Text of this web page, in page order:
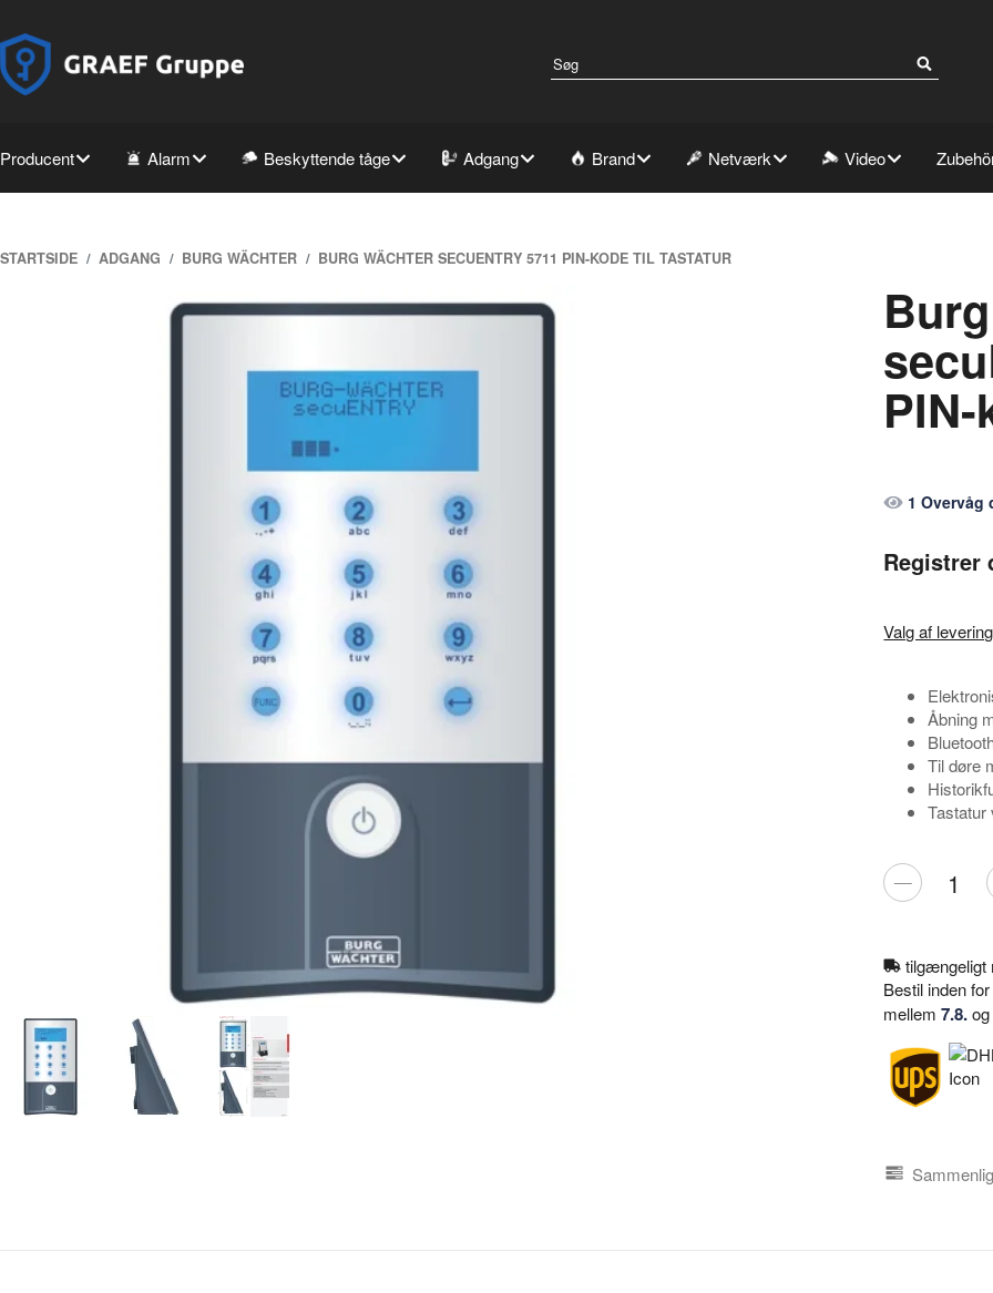
Producent Alarm Beskyttende tåge Adgang Brand Netværk Video
STARTSIDE ADGANG BURG WÄCHTER BURG WÄCHTER SECUENTRY 5711 PIN-KODE TIL TASTATUR
1 Overvåg
Registrer
Valg af
Åbning
Til døre
tilgængeligt
Bestil inden
mellem7.8.og